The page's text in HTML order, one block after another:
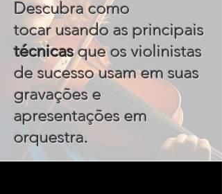
Descubra como
tocar usando as principais
técnicasque os violinistas
de sucesso usam em suas
gravações e
apresentações em
orquestra.